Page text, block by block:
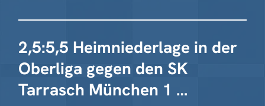
2,5:5,5 Heimniederlage in der
Oberliga gegen den SK
Tarrasch München 1 …